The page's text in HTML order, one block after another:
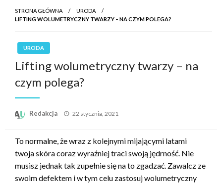
STRONA GŁÓWNA
URODA
LIFTING WOLUMETRYCZNY TWARZY – NA CZYM POLEGA?
URODA
Lifting wolumetryczny twarzy – na
czym polega?
Redakcja
Opublikowane
22 stycznia, 2021
To normalne, że wraz z kolejnymi mijającymi latami
twoja skóra coraz wyraźniej traci swoją jędrność. Nie
musisz jednak tak zupełnie się na to zgadzać. Zawalcz ze
swoim defektem i w tym celu zastosuj wolumetryczny